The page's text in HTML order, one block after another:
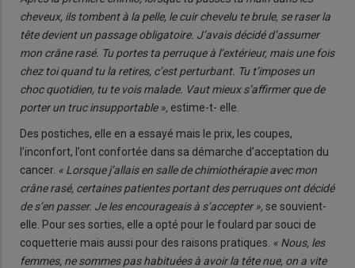
cheveux, ils tombent à la pelle, le cuir chevelu te brule, se raser la
tête devient un passage obligatoire. J’avais décidé d’assumer
mon crâne rasé. Tu portes ta perruque à l’extérieur, mais une fois
chez toi quand tu la retires, c’est perturbant. Tu t’imposes un
choc quotidien, tu te vois malade. Vaut mieux s’affirmer que de
porter un truc insupportable », estime-t- elle.
Des postiches, elle en a essayé mais le prix, les coupes,
l’inconfort, l’ont confortée dans sa démarche d’acceptation du
cancer. « Lorsque j’allais en salle de chimiothérapie avec mon
crâne rasé, certaines patientes portant des perruques ont décidé
de s’en passer. Je les encourageais à s’accepter », se souvient-
elle. Pour ses sorties, elle a opté pour le foulard par souci de
coquetterie mais aussi pour des raisons pratiques. « Nous, les
femmes, ne sommes pas habituées à avoir la tête nue, on a vite